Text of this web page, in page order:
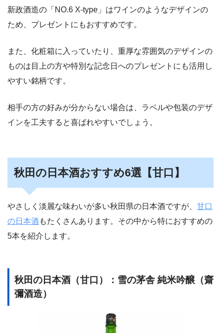
新政酒造の「NO.6 X-type」はワインのようなデザインの
ため、プレゼントにもおすすめです。
また、化粧箱に入っていたり、重厚な雰囲気のデザインの
ものは目上の方や特別な記念日へのプレゼントにも活用し
やすい銘柄です。
相手の方の好みが分からない場合は、ラベルや包装のデザ
インを工夫すると喜ばれやすいでしょう。
秋田の日本酒おすすめ6選【甘口】
やさしく淡麗な味わいが多い秋田県の日本酒ですが、 甘口
の日本酒もたくさんあります。その中から特におすすめの
5本を紹介します。
秋田の日本酒（甘口）：雪の茅舎 純米吟醸（齋
彌酒造）